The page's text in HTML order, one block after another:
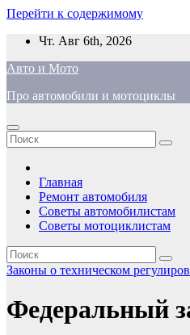
Перейти к содержимому
Чт. Авг 6th, 2026
Авто и Мото
Про автомобили и мотоциклы
Главная
Ремонт автомобиля
Советы автомобилистам
Советы мотоциклистам
Законы о техническом
Федеральный